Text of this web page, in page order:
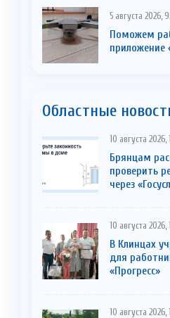
5 августа 2026,
Поможем
Областные
10 августа 2026,
Брянцам
проверить
через
10 августа 2026,
В Клинцах
для
«Прогресс»
10 августа 2026,